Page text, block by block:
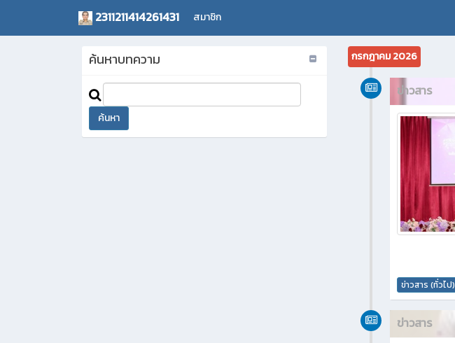
2311211414261431 สมาชิก
ค้นหาบทความ กรกฎาคม 2026
ข่าวสาร
ข่าวสาร (ทั่วไป)
ข่าวสาร